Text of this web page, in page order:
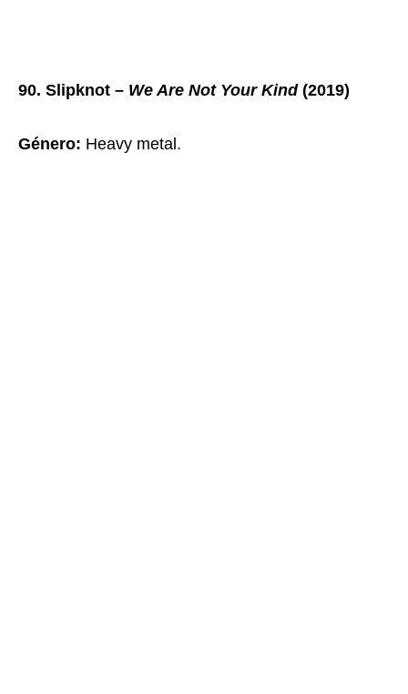
90. Slipknot – We Are Not Your Kind(2019)
Género: Heavy metal.